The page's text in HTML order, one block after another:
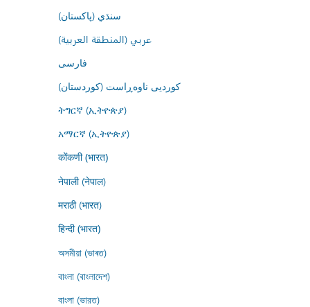
سنڌي (پاکستان)
عربي (المنطقة العربية)
فارسى
کوردیی ناوەڕاست (کوردستان)
ትግርኛ (ኢትዮጵያ)
አማርኛ (ኢትዮጵያ)
कोंकणी (भारत)
नेपाली (नेपाल)
मराठी (भारत)
हिन्दी (भारत)
অসমীয়া (ভাৰত)
বাংলা (বাংলাদেশ)
বাংলা (ভারত)